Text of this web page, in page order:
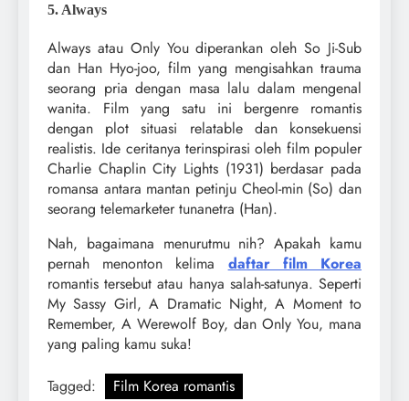
5. Always
Always atau Only You diperankan oleh So Ji-Sub
dan Han Hyo-joo, film yang mengisahkan trauma
seorang pria dengan masa lalu dalam mengenal
wanita. Film yang satu ini bergenre romantis
dengan plot situasi relatable dan konsekuensi
realistis. Ide ceritanya terinspirasi oleh film populer
Charlie Chaplin City Lights (1931) berdasar pada
romansa antara mantan petinju Cheol-min (So) dan
seorang telemarketer tunanetra (Han).
Nah, bagaimana menurutmu nih? Apakah kamu
pernah menonton kelima daftar film Korea
romantis tersebut atau hanya salah-satunya. Seperti
My Sassy Girl, A Dramatic Night, A Moment to
Remember, A Werewolf Boy, dan Only You, mana
yang paling kamu suka!
Tagged:
Film Korea romantis